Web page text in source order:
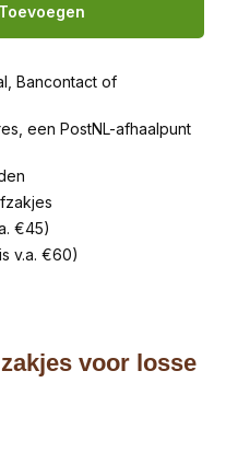
Toevoegen
Bancontact of
een PostNL-afhaalpunt
€45)
v.a. €60)
voor losse